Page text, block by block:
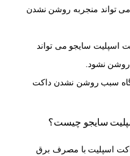
می تواند منجربه روشن نشدن
اسپلیت سایجو می تواند
نشود.
سبب روشن نشدن داکت
سایجو چیست؟
اسپلیت با مصرف برق